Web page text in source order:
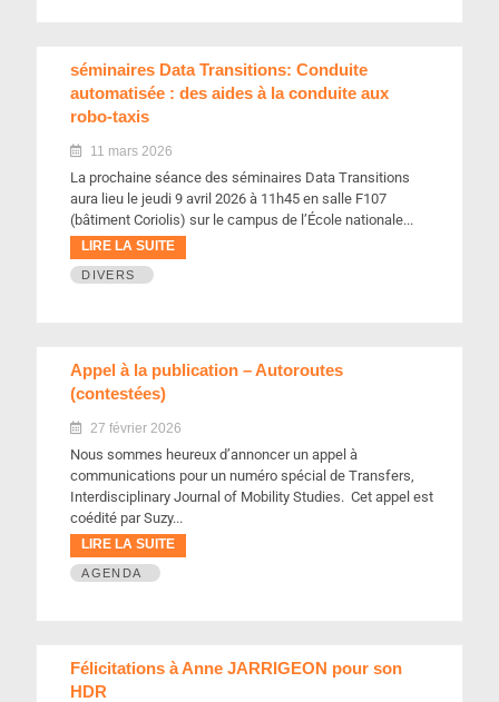
séminaires Data Transitions: Conduite
automatisée : des aides à la conduite aux
robo-taxis
11 mars 2026
La prochaine séance des séminaires Data Transitions
aura lieu le jeudi 9 avril 2026 à 11h45 en salle F107
(bâtiment Coriolis) sur le campus de l’École nationale...
LIRE LA SUITE
DIVERS
Appel à la publication – Autoroutes
(contestées)
27 février 2026
Nous sommes heureux d’annoncer un appel à
communications pour un numéro spécial de Transfers,
Interdisciplinary Journal of Mobility Studies. Cet appel est
coédité par Suzy...
LIRE LA SUITE
AGENDA
Félicitations à Anne JARRIGEON pour son
HDR